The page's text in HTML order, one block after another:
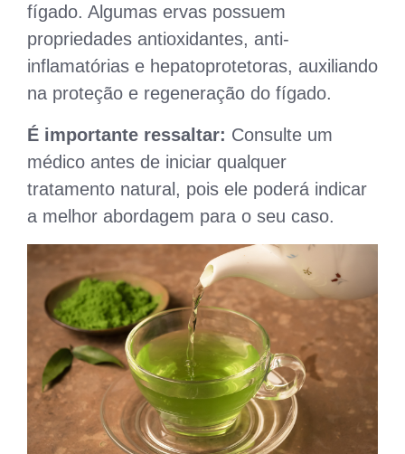
fígado. Algumas ervas possuem
propriedades antioxidantes, anti-
inflamatórias e hepatoprotetoras, auxiliando
na proteção e regeneração do fígado.
É importante ressaltar: Consulte um
médico antes de iniciar qualquer
tratamento natural, pois ele poderá indicar
a melhor abordagem para o seu caso.